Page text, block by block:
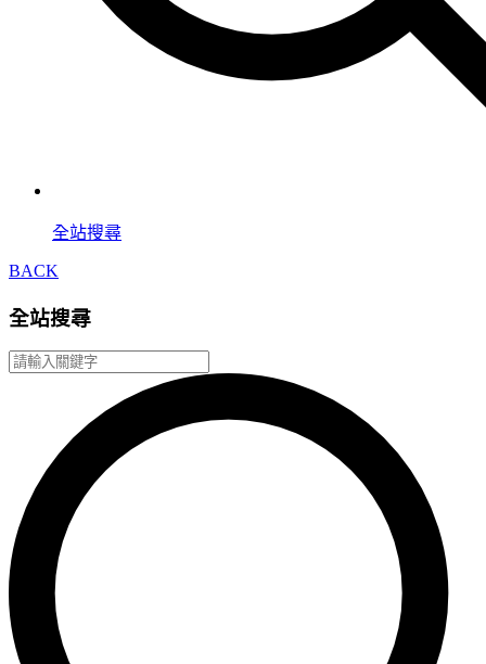
全站搜尋
BACK
全站搜尋